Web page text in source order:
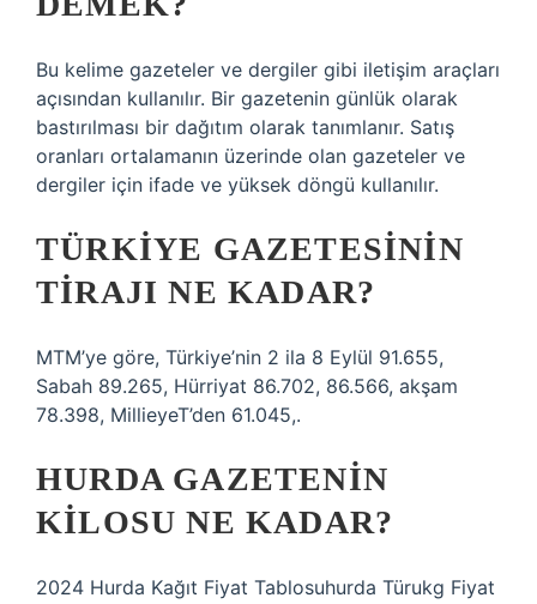
Bu kelime gazeteler ve dergiler gibi iletişim araçları
açısından kullanılır. Bir gazetenin günlük olarak
bastırılması bir dağıtım olarak tanımlanır. Satış
oranları ortalamanın üzerinde olan gazeteler ve
dergiler için ifade ve yüksek döngü kullanılır.
TÜRKIYE GAZETESININ
TIRAJI NE KADAR?
MTM’ye göre, Türkiye’nin 2 ila 8 Eylül 91.655,
Sabah 89.265, Hürriyat 86.702, 86.566, akşam
78.398, MillieyeT’den 61.045,.
HURDA GAZETENIN
KILOSU NE KADAR?
2024 Hurda Kağıt Fiyat Tablosuhurda Türukg Fiyat